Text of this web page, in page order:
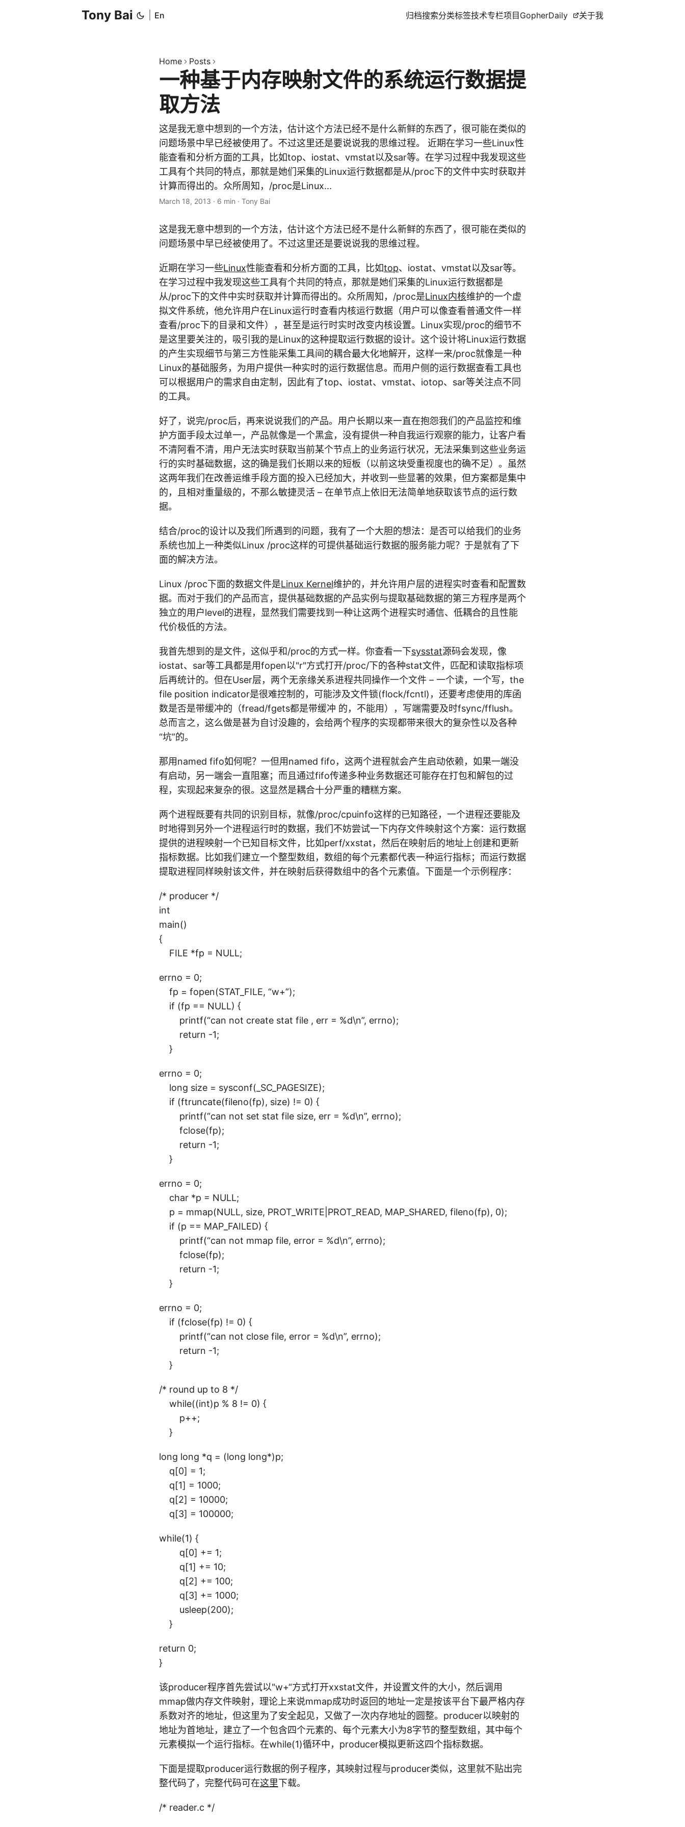
Tony Bai En 归档搜索分类标签技术专栏项目 GopherDaily 关于我
Home Posts
一种基于内存映射文件的系统运行数据提
取方法
这是我无意中想到的一个方法，估计这个方法已经不是什么新鲜的东西了，很可能在类似的
问题场景中早已经被使用了。不过这里还是要说说我的思维过程。 近期在学习一些Linux性
能查看和分析方面的工具，比如top、iostat、vmstat以及sar等。在学习过程中我发现这些
工具有个共同的特点，那就是她们采集的Linux运行数据都是从/proc下的文件中实时获取并
计算而得出的。众所周知，/proc是Linux...
March 18, 2013 · 6 min · Tony Bai
这是我无意中想到的一个方法，估计这个方法已经不是什么新鲜的东西了，很可能在类似的
问题场景中早已经被使用了。不过这里还是要说说我的思维过程。
近期在学习一些Linux性能查看和分析方面的工具，比如top、iostat、vmstat以及sar等。
在学习过程中我发现这些工具有个共同的特点，那就是她们采集的Linux运行数据都是
从/proc下的文件中实时获取并计算而得出的。众所周知，/proc是Linux内核维护的一个虚
拟文件系统，他允许用户在Linux运行时查看内核运行数据（用户可以像查看普通文件一样
查看/proc下的目录和文件），甚至是运行时实时改变内核设置。Linux实现/proc的细节不
是这里要关注的，吸引我的是Linux的这种提取运行数据的设计。这个设计将Linux运行数据
的产生实现细节与第三方性能采集工具间的耦合最大化地解开，这样一来/proc就像是一种
Linux的基础服务，为用户提供一种实时的运行数据信息。而用户侧的运行数据查看工具也
可以根据用户的需求自由定制，因此有了top、iostat、vmstat、iotop、sar等关注点不同
的工具。
好了，说完/proc后，再来说说我们的产品。用户长期以来一直在抱怨我们的产品监控和维
护方面手段太过单一，产品就像是一个黑盒，没有提供一种自我运行观察的能力，让客户看
不清阿看不清，用户无法实时获取当前某个节点上的业务运行状况，无法采集到这些业务运
行的实时基础数据，这的确是我们长期以来的短板（以前这块受重视度也的确不足）。虽然
这两年我们在改善运维手段方面的投入已经加大，并收到一些显著的效果，但方案都是集中
的，且相对重量级的，不那么敏捷灵活 – 在单节点上依旧无法简单地获取该节点的运行数
据。
结合/proc的设计以及我们所遇到的问题，我有了一个大胆的想法：是否可以给我们的业务
系统也加上一种类似Linux /proc这样的可提供基础运行数据的服务能力呢？于是就有了下
面的解决方法。
Linux /proc下面的数据文件是Linux Kernel维护的，并允许用户层的进程实时查看和配置数
据。而对于我们的产品而言，提供基础数据的产品实例与提取基础数据的第三方程序是两个
独立的用户level的进程，显然我们需要找到一种让这两个进程实时通信、低耦合的且性能
代价极低的方法。
我首先想到的是文件，这似乎和/proc的方式一样。你查看一下sysstat源码会发现，像
iostat、sar等工具都是用fopen以"r"方式打开/proc/下的各种stat文件，匹配和读取指标项
后再统计的。但在User层，两个无亲缘关系进程共同操作一个文件 – 一个读，一个写，the
file position indicator是很难控制的，可能涉及文件锁(flock/fcntl)，还要考虑使用的库函
数是否是带缓冲的（fread/fgets都是带缓冲 的，不能用），写端需要及时fsync/fflush。
总而言之，这么做是甚为自讨没趣的，会给两个程序的实现都带来很大的复杂性以及各种
“坑”的。
那用named fifo如何呢？一但用named fifo，这两个进程就会产生启动依赖，如果一端没
有启动，另一端会一直阻塞；而且通过fifo传递多种业务数据还可能存在打包和解包的过
程，实现起来复杂的很。这显然是耦合十分严重的糟糕方案。
两个进程既要有共同的识别目标，就像/proc/cpuinfo这样的已知路径，一个进程还要能及
时地得到另外一个进程运行时的数据，我们不妨尝试一下内存文件映射这个方案：运行数据
提供的进程映射一个已知目标文件，比如perf/xxstat，然后在映射后的地址上创建和更新
指标数据。比如我们建立一个整型数组，数组的每个元素都代表一种运行指标；而运行数据
提取进程同样映射该文件，并在映射后获得数组中的各个元素值。下面是一个示例程序：
/* producer */
int
main()
{
FILE *fp = NULL;
errno = 0;
fp = fopen(STAT_FILE, “w+”);
if (fp == NULL) {
printf(“can not create stat file , err = %d\n”, errno);
return -1;
}
errno = 0;
long size = sysconf(_SC_PAGESIZE);
if (ftruncate(fileno(fp), size) != 0) {
printf(“can not set stat file size, err = %d\n”, errno);
fclose(fp);
return -1;
}
errno = 0;
char *p = NULL;
p = mmap(NULL, size, PROT_WRITE|PROT_READ, MAP_SHARED, fileno(fp), 0);
if (p == MAP_FAILED) {
printf(“can not mmap file, error = %d\n”, errno);
fclose(fp);
return -1;
}
errno = 0;
if (fclose(fp) != 0) {
printf(“can not close file, error = %d\n”, errno);
return -1;
}
/* round up to 8 */
while((int)p % 8 != 0) {
p++;
}
long long *q = (long long*)p;
q[0] = 1;
q[1] = 1000;
q[2] = 10000;
q[3] = 100000;
while(1) {
q[0] += 1;
q[1] += 10;
q[2] += 100;
q[3] += 1000;
usleep(200);
}
return 0;
}
该producer程序首先尝试以"w+“方式打开xxstat文件，并设置文件的大小，然后调用
mmap做内存文件映射，理论上来说mmap成功时返回的地址一定是按该平台下最严格内存
系数对齐的地址，但这里为了安全起见，又做了一次内存地址的圆整。producer以映射的
地址为首地址，建立了一个包含四个元素的、每个元素大小为8字节的整型数组，其中每个
元素模拟一个运行指标。在while(1)循环中，producer模拟更新这四个指标数据。
下面是提取producer运行数据的例子程序，其映射过程与producer类似，这里就不贴出完
整代码了，完整代码可在这里下载。
/* reader.c */